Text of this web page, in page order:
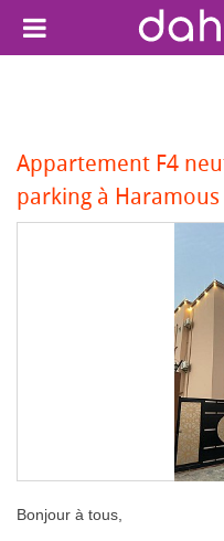
Appartement F4
parking à Haramous
Bonjour à tous,